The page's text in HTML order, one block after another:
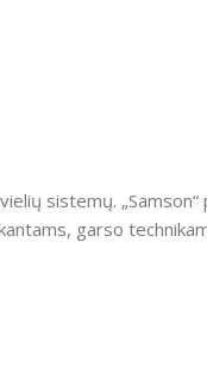
sistemų. „Samson“
garso